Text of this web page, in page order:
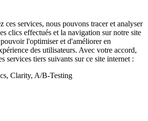
ces services, nous pouvons tracer et analyser
clics effectués et la navigation sur notre site
l'optimiser et d'améliorer en
des utilisateurs. Avec votre accord,
services tiers suivants sur ce site internet :
Clarity, A/B-Testing